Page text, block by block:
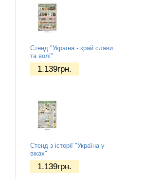
Стенд "Україна - край слави
та волі"
1.139грн.
Стенд з історії "Україна у
віках"
1.139грн.